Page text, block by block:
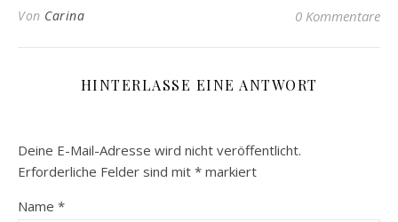
Von Carina 0 Kommentare
HINTERLASSE EINE ANTWORT
Deine E-Mail-Adresse wird nicht veröffentlicht.
Erforderliche Felder sind mit * markiert
Name *